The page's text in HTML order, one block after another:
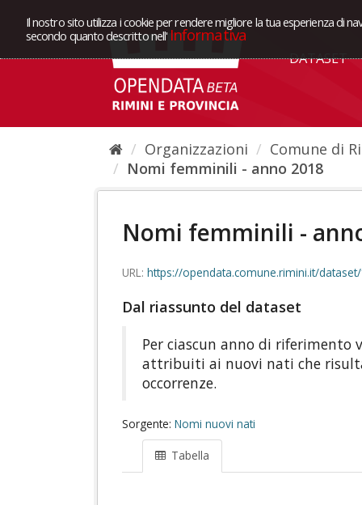
Il nostro sito utilizza i cookie per rendere migliore la tua esperienza di
secondo quanto descritto nell' Informativa
DATASET
Organizzazioni
Comune di
Nomi femminili - anno 2018
Nomi femminili -
URL: https://opendata.comune.rimini.it/dataset/f4ffd42c-5082-4eb9-9337-
Dal riassunto del dataset
Per ciascun anno di
attribuiti ai nuovi nati che
occorrenze.
Sorgente: Nomi nuovi nati
Tabella